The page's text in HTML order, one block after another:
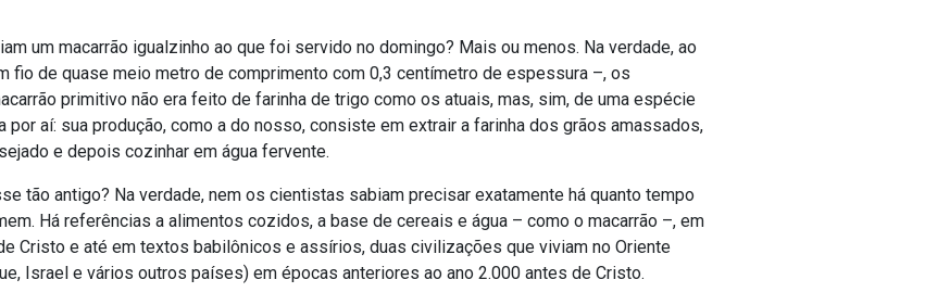
um macarrão igualzinho ao que foi servido no domingo? Mais ou menos. Na verdade, ao
fio de quase meio metro de comprimento com 0,3 centímetro de espessura –, os
primitivo não era feito de farinha de trigo como os atuais, mas, sim, de uma espécie
por aí: sua produção, como a do nosso, consiste em extrair a farinha dos grãos amassados,
e depois cozinhar em água fervente.
tão antigo? Na verdade, nem os cientistas sabiam precisar exatamente há quanto tempo
Há referências a alimentos cozidos, a base de cereais e água – como o macarrão –, em
Cristo e até em textos babilônicos e assírios, duas civilizações que viviam no Oriente
Israel e vários outros países) em épocas anteriores ao ano 2.000 antes de Cristo.